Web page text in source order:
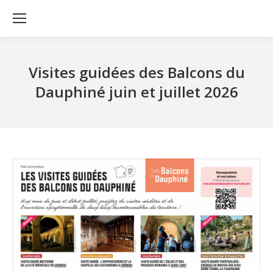
Visites guidées des Balcons du
Dauphiné juin et juillet 2026